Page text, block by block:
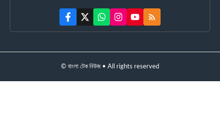
© বাংলা টেক নিউজ • All rights reserved